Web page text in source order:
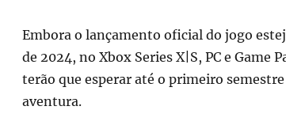
Embora o lançamento oficial do jogo
de 2024, no Xbox Series X|S, PC e Game
terão que esperar até o primeiro
aventura.